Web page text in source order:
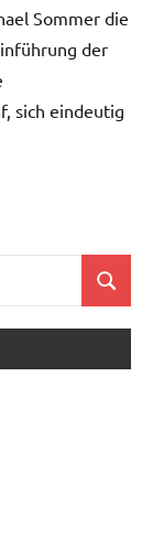
Sommer die
der
sich eindeutig
Suchen